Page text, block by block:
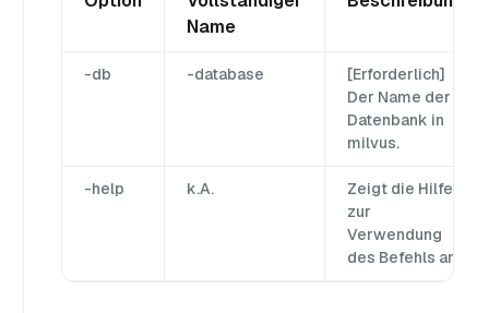
Name
-db -database
[Erforderlich]
Der Name der
Datenbank in
milvus.
-help k.A.
Zeigt die Hilfe
zur
Verwendung
des Befehls an.